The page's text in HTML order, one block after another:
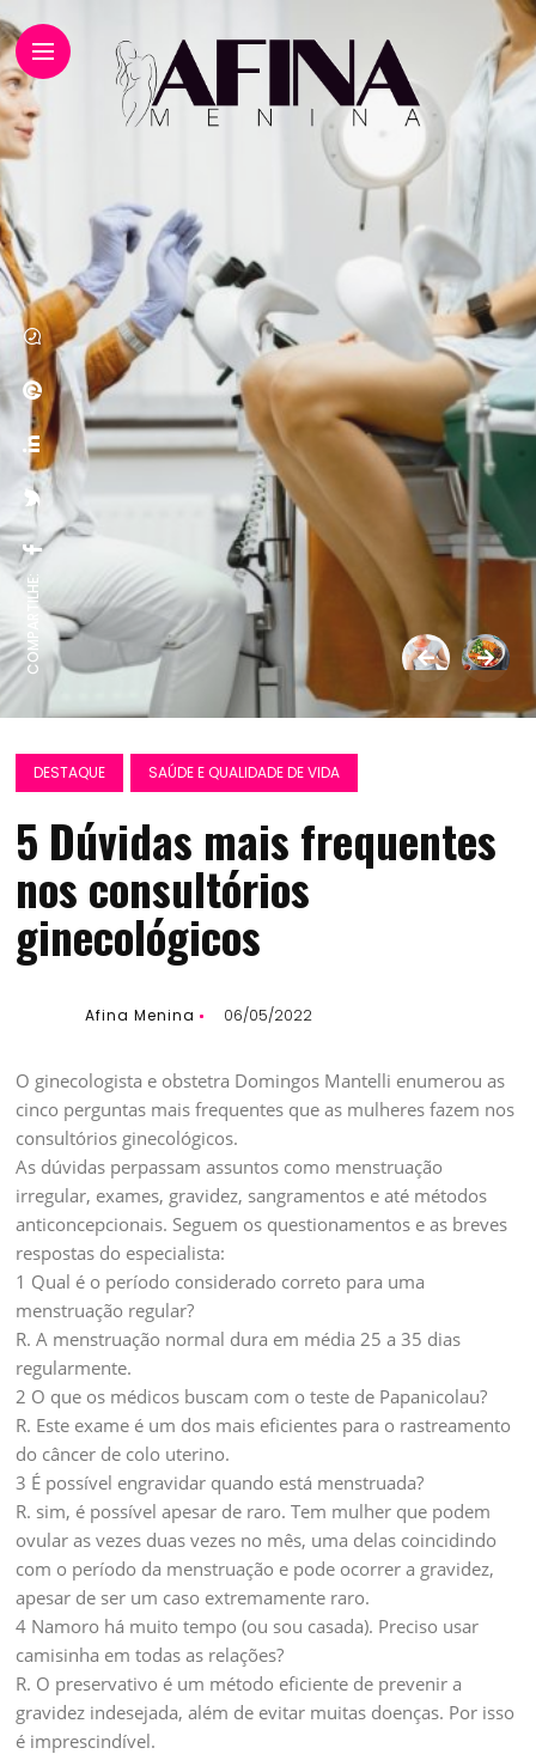
COMPARTILHE:
DESTAQUE SAÚDE E QUALIDADE DE VIDA
5 Dúvidas mais frequentes
nos consultórios
ginecológicos
Afina Menina 06/05/2022
O ginecologista e obstetra Domingos Mantelli enumerou as
cinco perguntas mais frequentes que as mulheres fazem nos
consultórios ginecológicos.
As dúvidas perpassam assuntos como menstruação
irregular, exames, gravidez, sangramentos e até métodos
anticoncepcionais. Seguem os questionamentos e as breves
respostas do especialista:
1 Qual é o período considerado correto para uma
menstruação regular?
R. A menstruação normal dura em média 25 a 35 dias
regularmente.
2 O que os médicos buscam com o teste de Papanicolau?
R. Este exame é um dos mais eficientes para o rastreamento
do câncer de colo uterino.
3 É possível engravidar quando está menstruada?
R. sim, é possível apesar de raro. Tem mulher que podem
ovular as vezes duas vezes no mês, uma delas coincidindo
com o período da menstruação e pode ocorrer a gravidez,
apesar de ser um caso extremamente raro.
4 Namoro há muito tempo (ou sou casada). Preciso usar
camisinha em todas as relações?
R. O preservativo é um método eficiente de prevenir a
gravidez indesejada, além de evitar muitas doenças. Por isso
é imprescindível.